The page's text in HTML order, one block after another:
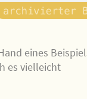
eines
es vielleicht